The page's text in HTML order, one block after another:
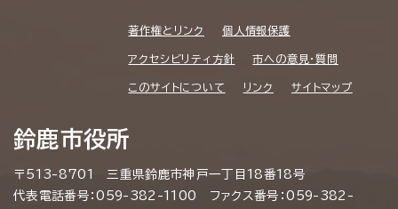
著作権とリンク 個人情報保護
アクセシビリティ方針 市への意見・質問
このサイトについて リンク サイトマップ
鈴鹿市役所
〒513-8701 三重県鈴鹿市神戸一丁目18番18号
代表電話番号：059-382-1100 ファクス番号：059-382-